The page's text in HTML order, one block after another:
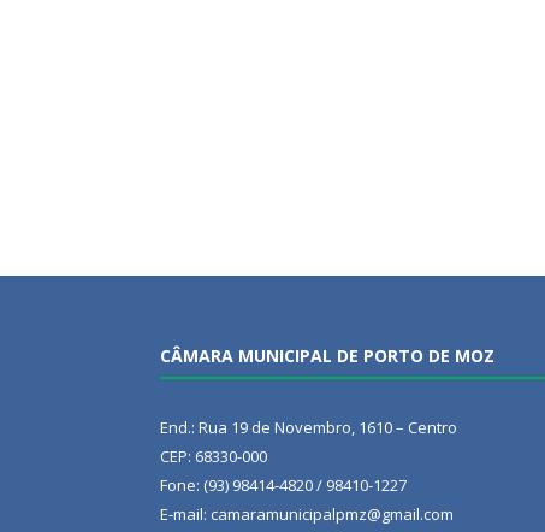
CÂMARA MUNICIPAL DE PORTO DE MOZ
End.: Rua 19 de Novembro, 1610 – Centro
CEP: 68330-000
Fone: (93) 98414-4820 / 98410-1227
E-mail: camaramunicipalpmz@gmail.com